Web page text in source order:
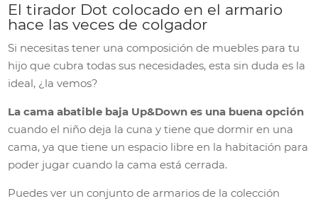
El tirador Dot colocado en el armario
hace las veces de colgador
Si necesitas tener una composición de muebles para tu
hijo que cubra todas sus necesidades, esta sin duda es la
ideal, ¿la vemos?
La cama abatible baja Up&Down es una buena opción
cuando el niño deja la cuna y tiene que dormir en una
cama, ya que tiene un espacio libre en la habitación para
poder jugar cuando la cama está cerrada.
Puedes ver un conjunto de armarios de la colección